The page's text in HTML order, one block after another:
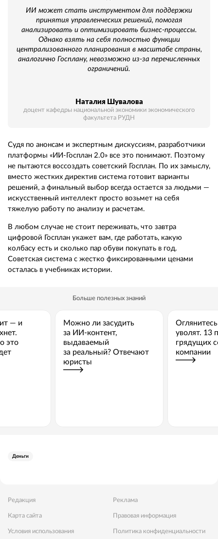
ИИ может стать инструментом для поддержки
принятия управленческих решений, помогая
анализировать и оптимизировать бизнес-процессы.
Однако взять на себя полностью функции
централизованного планирования в масштабе страны,
аналогично Госплану, невозможно из-за перечисленных
ограничений.
Наталия Шувалова
доцент кафедры национальной экономики экономического
факультета РУДН
Судя по анонсам и экспертным дискуссиям, разработчики
платформы «ИИ-Госплан 2.0» все это понимают. Поэтому
не пытаются воссоздать советский Госплан. По их замыслу,
вместо жестких директив система готовит варианты
решений, а финальный выбор всегда остается за людьми —
искусственный интеллект просто возьмет на себя
тяжелую работу по анализу и расчетам.
В любом случае не стоит переживать, что завтра
цифровой Госплан укажет вам, где работать, какую
колбасу есть и сколько пар обуви покупать в год.
Советская система с жестко фиксированными ценами
осталась в учебниках истории.
Больше полезных знаний
— и
это
Можно ли засудить
за ИИ-контент,
выдаваемый
за реальный? Отвечают
юристы
уволят. 13
грядущих
компании
Деньги
Редакция Реклама
Карта сайта Правовая информация
Условия использования Политика конфиденциальности